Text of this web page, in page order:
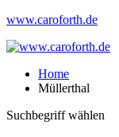
www.caroforth.de
Home
Müllerthal
Suchbegriff wählen